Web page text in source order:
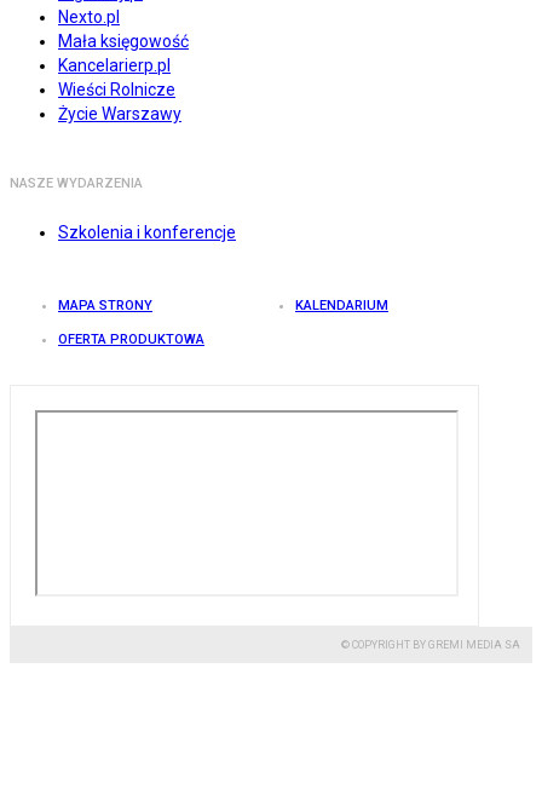
Nexto.pl
Mała księgowość
Kancelarierp.pl
Wieści Rolnicze
Życie Warszawy
NASZE WYDARZENIA
Szkolenia i konferencje
MAPA STRONY KALENDARIUM
OFERTA PRODUKTOWA
© COPYRIGHT BY GREMI MEDIA SA